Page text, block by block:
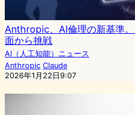
Anthropic、AI倫理の新基準
面から挑戦
AI（人工知能）ニュース
Anthropic Claude
2026年1月22日9:07